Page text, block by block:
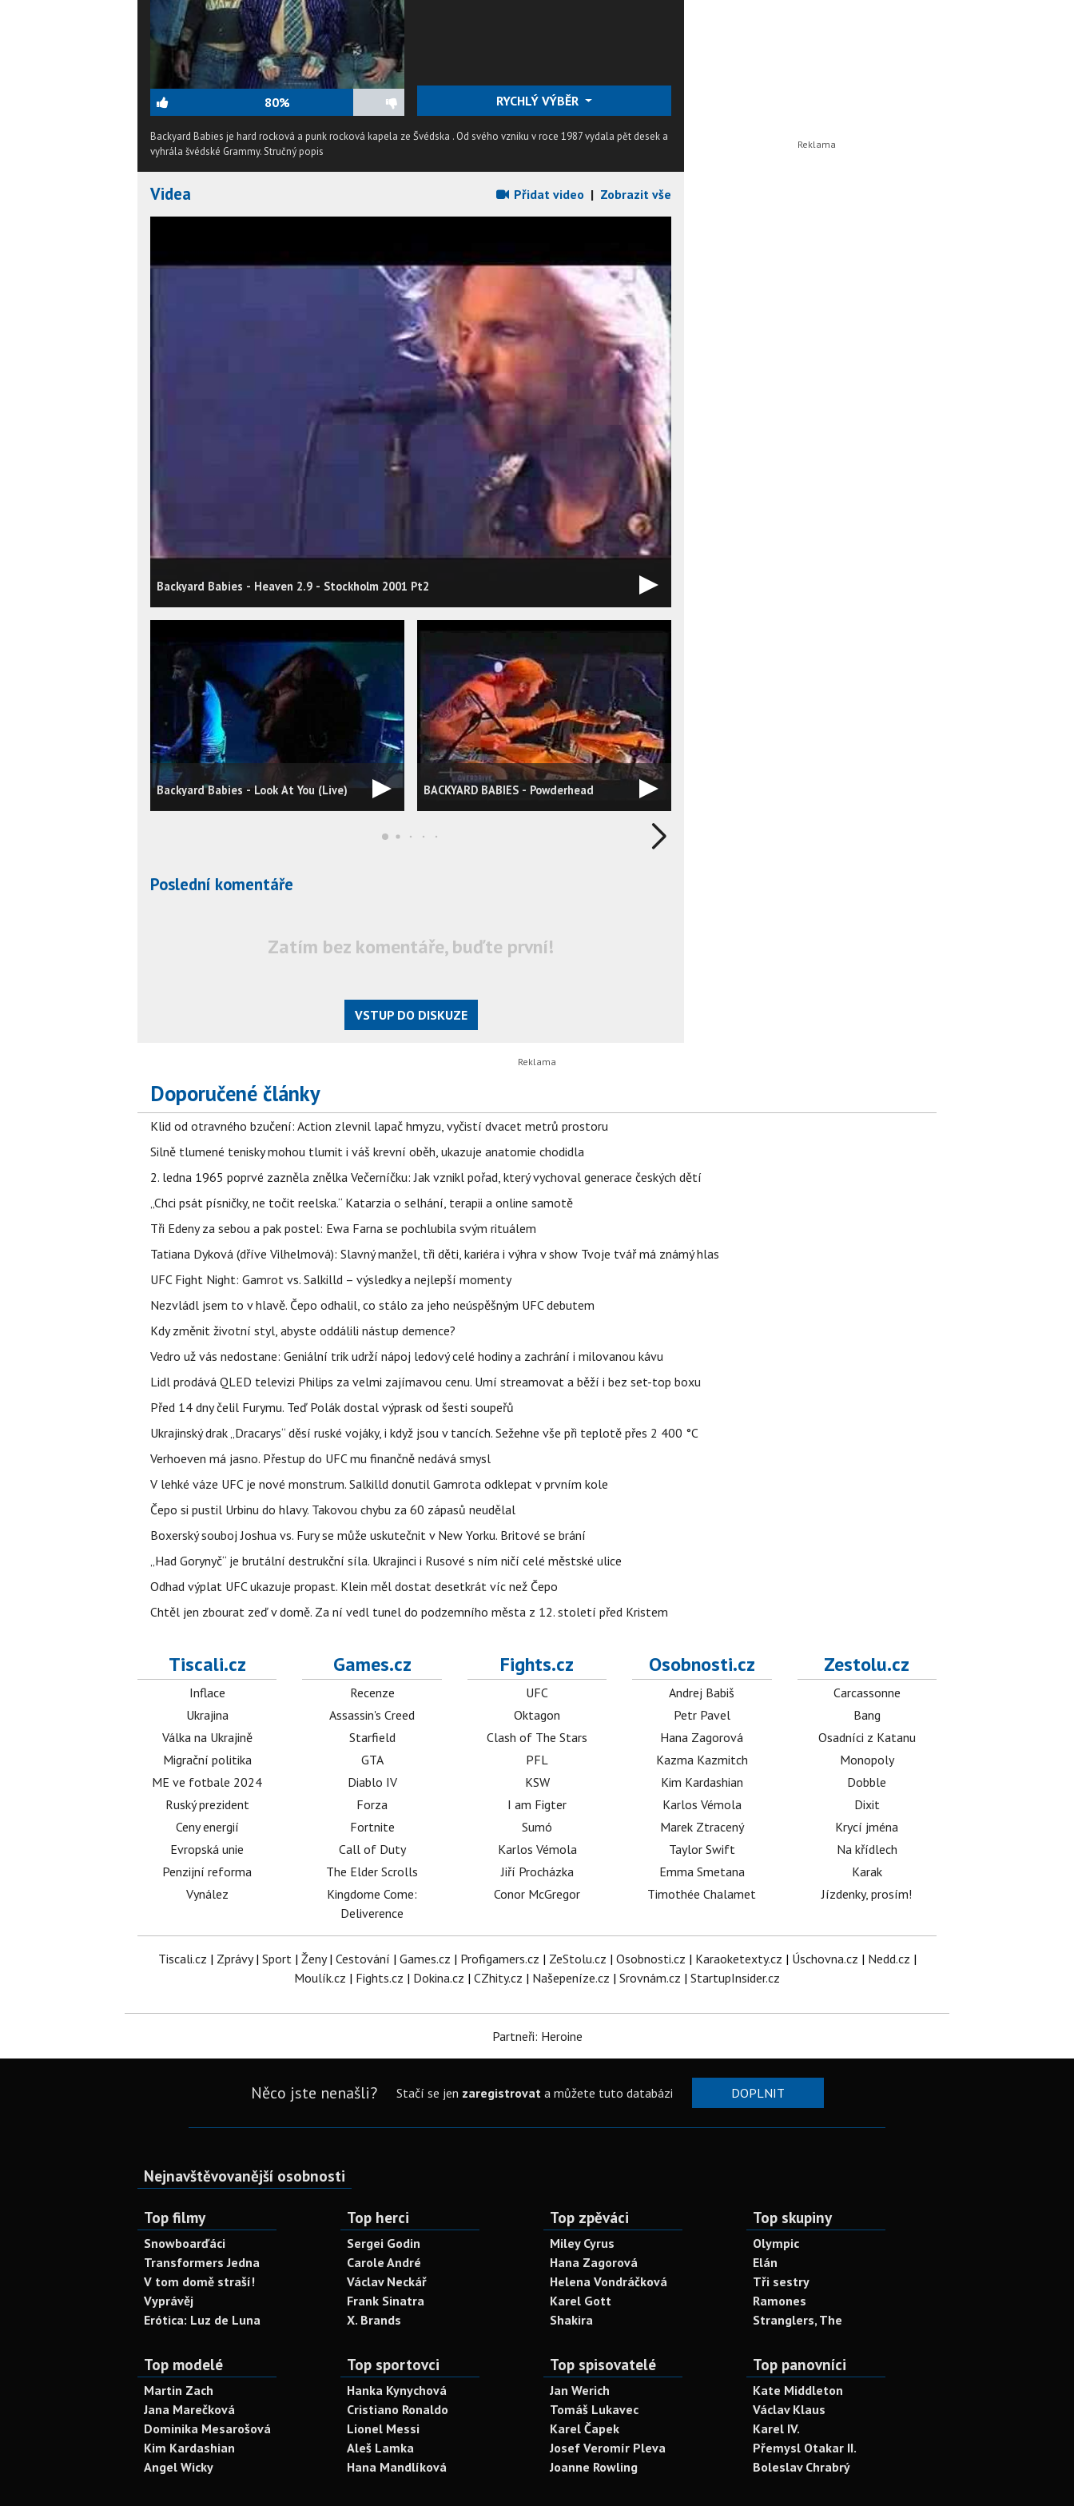
80% RYCHLÝ VÝBĚR
Backyard Babies je hard rocková a punk rocková kapela ze Švédska . Od svého vzniku v roce 1987 vydala pět desek a
vyhrála švédské Grammy.Stručný popis
Videa Přidat video | Zobrazit vše
Backyard Babies - Heaven 2.9 - Stockholm 2001 Pt2
Backyard Babies - Look At You (Live) BACKYARD BABIES - Powderhead
Poslední komentáře
Zatím bez komentáře, buďte první!
VSTUP DO DISKUZE
Doporučené články
Klid od otravného bzučení: Action zlevnil lapač hmyzu, vyčistí dvacet metrů prostoru
Silně tlumené tenisky mohou tlumit i váš krevní oběh, ukazuje anatomie chodidla
2. ledna 1965 poprvé zazněla znělka Večerníčku: Jak vznikl pořad, který vychoval generace českých dětí
„Chci psát písničky, ne točit reelska.“ Katarzia o selhání, terapii a online samotě
Tři Edeny za sebou a pak postel: Ewa Farna se pochlubila svým rituálem
Tatiana Dyková (dříve Vilhelmová): Slavný manžel, tři děti, kariéra i výhra v show Tvoje tvář má známý hlas
UFC Fight Night: Gamrot vs. Salkilld – výsledky a nejlepší momenty
Nezvládl jsem to v hlavě. Čepo odhalil, co stálo za jeho neúspěšným UFC debutem
Kdy změnit životní styl, abyste oddálili nástup demence?
Vedro už vás nedostane: Geniální trik udrží nápoj ledový celé hodiny a zachrání i milovanou kávu
Lidl prodává QLED televizi Philips za velmi zajímavou cenu. Umí streamovat a běží i bez set-top boxu
Před 14 dny čelil Furymu. Teď Polák dostal výprask od šesti soupeřů
Ukrajinský drak „Dracarys“ děsí ruské vojáky, i když jsou v tancích. Sežehne vše při teplotě přes 2 400 °C
Verhoeven má jasno. Přestup do UFC mu finančně nedává smysl
V lehké váze UFC je nové monstrum. Salkilld donutil Gamrota odklepat v prvním kole
Čepo si pustil Urbinu do hlavy. Takovou chybu za 60 zápasů neudělal
Boxerský souboj Joshua vs. Fury se může uskutečnit v New Yorku. Britové se brání
„Had Gorynyč“ je brutální destrukční síla. Ukrajinci i Rusové s ním ničí celé městské ulice
Odhad výplat UFC ukazuje propast. Klein měl dostat desetkrát víc než Čepo
Chtěl jen zbourat zeď v domě. Za ní vedl tunel do podzemního města z 12. století před Kristem
Tiscali.cz
Inflace
Ukrajina
Válka na Ukrajině
Migrační politika
ME ve fotbale 2024
Ruský prezident
Ceny energií
Evropská unie
Penzijní reforma
Vynález
Games.cz
Recenze
Assassin's Creed
Starfield
GTA
Diablo IV
Forza
Fortnite
Call of Duty
The Elder Scrolls
Kingdome Come:
Deliverence
Fights.cz
UFC
Oktagon
Clash of The Stars
PFL
KSW
I am Figter
Sumó
Karlos Vémola
Jiří Procházka
Conor McGregor
Osobnosti.cz
Andrej Babiš
Petr Pavel
Hana Zagorová
Kazma Kazmitch
Kim Kardashian
Karlos Vémola
Marek Ztracený
Taylor Swift
Emma Smetana
Timothée Chalamet
Zestolu.cz
Carcassonne
Bang
Osadníci z Katanu
Monopoly
Dobble
Dixit
Krycí jména
Na křídlech
Karak
Jízdenky, prosím!
Tiscali.cz | Zprávy| Sport| Ženy| Cestování | Games.cz | Profigamers.cz | ZeStolu.cz | Osobnosti.cz | Karaoketexty.cz | Úschovna.cz | Nedd.cz |
Moulík.cz | Fights.cz | Dokina.cz | CZhity.cz | Našepeníze.cz | Srovnám.cz | StartupInsider.cz
Partneři: Heroine
Něco jste nenašli? Stačí se jen zaregistrovata můžete tuto databázi DOPLNIT
Nejnavštěvovanější osobnosti
Top filmy
Snowboarďáci
Transformers Jedna
V tom domě straší!
Vyprávěj
Erótica: Luz de Luna
Top herci
Sergei Godin
Carole André
Václav Neckář
Frank Sinatra
X. Brands
Top zpěváci
Miley Cyrus
Hana Zagorová
Helena Vondráčková
Karel Gott
Shakira
Top skupiny
Olympic
Elán
Tři sestry
Ramones
Stranglers, The
Top modelé
Martin Zach
Jana Marečková
Dominika Mesarošová
Kim Kardashian
Angel Wicky
Top sportovci
Hanka Kynychová
Cristiano Ronaldo
Lionel Messi
Aleš Lamka
Hana Mandlíková
Top spisovatelé
Jan Werich
Tomáš Lukavec
Karel Čapek
Josef Veromír Pleva
Joanne Rowling
Top panovníci
Kate Middleton
Václav Klaus
Karel IV.
Přemysl Otakar II.
Boleslav Chrabrý